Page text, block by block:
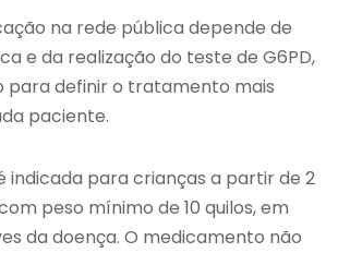
na rede pública depende de
e da realização do teste de G6PD,
para definir o tratamento mais
paciente.
indicada para crianças a partir de 2
peso mínimo de 10 quilos, em
da doença. O medicamento não